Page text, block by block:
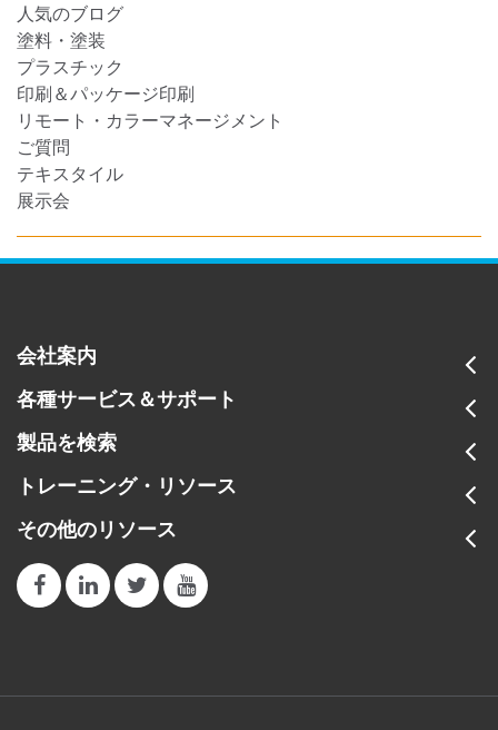
人気のブログ
塗料・塗装
プラスチック
印刷＆パッケージ印刷
リモート・カラーマネージメント
ご質問
テキスタイル
展示会
会社案内
各種サービス＆サポート
製品を検索
トレーニング・リソース
その他のリソース